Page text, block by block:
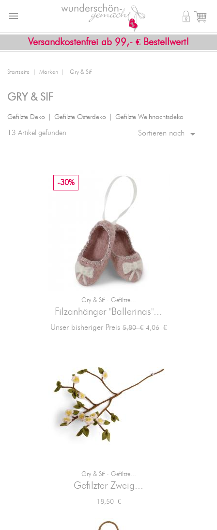
Versandkostenfrei ab 99,- € Bestellwert!
 shopping_cart

Startseite Marken Gry & Sif
GRY & SIF
Gefilzte Deko Gefilzte Osterdeko Gefilzte Weihnachtsdeko
13 Artikel gefunden Sortieren nach 
Gry & Sif - Gefilzte...
Filzanhänger "Ballerinas"...
Unser bisheriger Preis Verkaufspreis
5,80 €
-30%
Preis
4,06 €
Gry & Sif - Gefilzte...
Gefilzter Zweig...
Preis
18,50 €